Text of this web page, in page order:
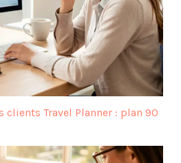
clients Travel Planner : plan 90